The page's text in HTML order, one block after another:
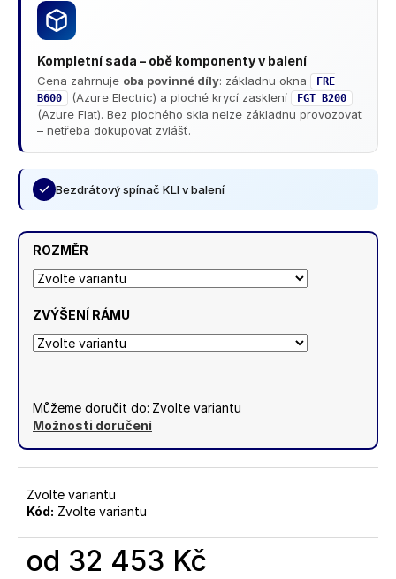
Kompletní sada – obě komponenty v balení
Cena zahrnuje oba povinné díly: základnu okna
FRE
B600
(Azure Electric) a ploché krycí zasklení FGT B200
(Azure Flat). Bez plochého skla nelze základnu provozovat
– netřeba dokupovat zvlášť.
Bezdrátový spínač KLI v balení
ROZMĚR
ZVÝŠENÍ RÁMU
Můžeme doručit do: Zvolte variantu
Možnosti doručení
Zvolte variantu
Kód: Zvolte variantu
od 32 453 Kč